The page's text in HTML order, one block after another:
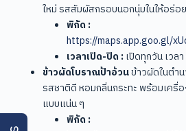
ใหม่ รสสัมผัสกรอบนอกนุ่มในให้อร่อ
พิกัด :
https://maps.app.goo.gl/
เวลาเปิด-ปิด :เปิดทุกวัน เวล
ข้าวผัดโบราณป้าอ้วนข้าวผัดในตำ
รสชาติดี หอมกลิ่นกระทะ พร้อมเครื่อ
แบบแน่น ๆ
พิกัด :